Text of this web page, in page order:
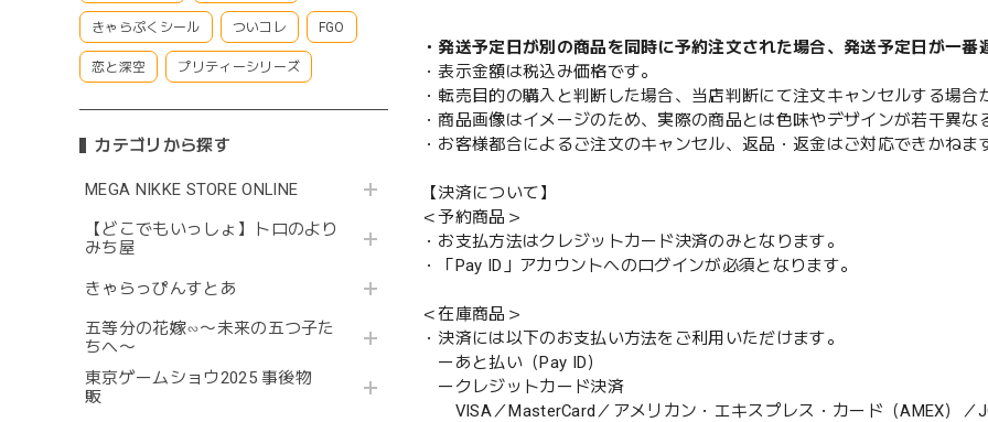
きゃらぷくシール ついコレ FGO
恋と深空 プリティーシリーズ
カテゴリから探す
MEGA NIKKE STORE ONLINE
【どこでもいっしょ】トロのより
みち屋
きゃらっぴんすとあ
五等分の花嫁∽〜未来の五つ子た
ちへ〜
東京ゲームショウ2025 事後物
販
・発送予定日が別の商品を同時に予約注文された場合、発送予定日が一
・表示金額は税込み価格です。
・転売目的の購入と判断した場合、当店判断にて注文キャンセルする場合
・商品画像はイメージのため、実際の商品とは色味やデザインが若干異な
・お客様都合によるご注文のキャンセル、返品・返金はご対応できかねま
【決済について】
＜予約商品＞
・お支払方法はクレジットカード決済のみとなります。
・「Pay ID」アカウントへのログインが必須となります。
＜在庫商品＞
・決済には以下のお支払い方法をご利用いただけます。
ーあと払い（Pay ID）
ークレジットカード決済
VISA／MasterCard／アメリカン・エキスプレス・カード（AMEX）／